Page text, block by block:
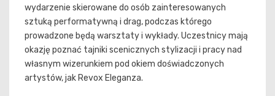
wydarzenie skierowane do osób zainteresowanych
sztuką performatywną i drag, podczas którego
prowadzone będą warsztaty i wykłady. Uczestnicy mają
okazję poznać tajniki scenicznych stylizacji i pracy nad
własnym wizerunkiem pod okiem doświadczonych
artystów, jak Revox Eleganza.